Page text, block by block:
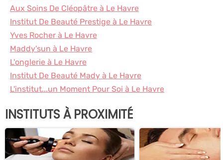
Aux Soins De Cléopâtre à Le Havre
Institut De Beauté Prestige à Le Havre
Yves Rocher à Le Havre
Maddy'sun à Le Havre
L'onglerie à Le Havre
Institut De Beauté Mady à Le Havre
L'institut...un Moment Pour Soi à Le Havre
INSTITUTS À PROXIMITÉ